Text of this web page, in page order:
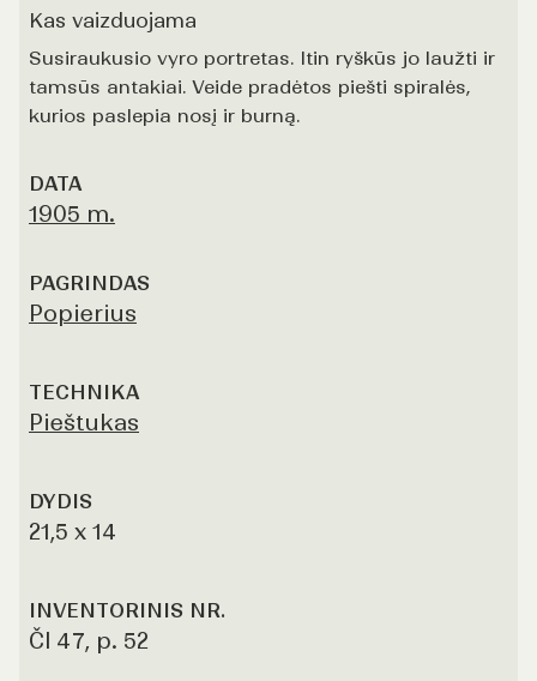
Kas vaizduojama
Susiraukusio vyro portretas. Itin ryškūs jo laužti ir
tamsūs antakiai. Veide pradėtos piešti spiralės,
kurios paslepia nosį ir burną.
DATA
1905 m.
PAGRINDAS
Popierius
TECHNIKA
Pieštukas
DYDIS
21,5 x 14
INVENTORINIS NR.
Čl 47, p. 52